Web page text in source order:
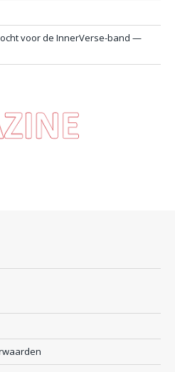
voor de InnerVerse-band —